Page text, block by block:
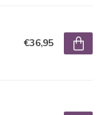
€36,95